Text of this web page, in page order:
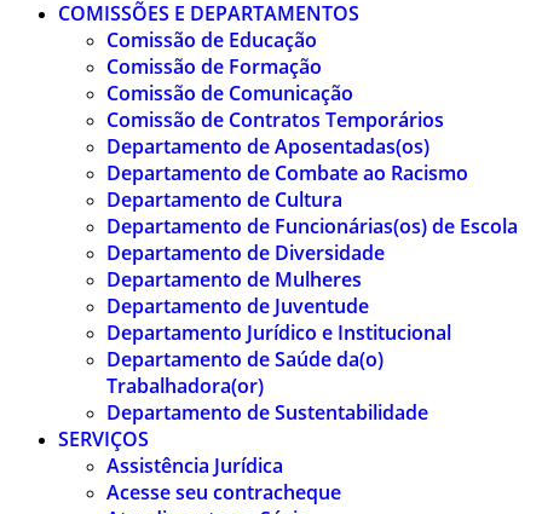
COMISSÕES E DEPARTAMENTOS
Comissão de Educação
Comissão de Formação
Comissão de Comunicação
Comissão de Contratos Temporários
Departamento de Aposentadas(os)
Departamento de Combate ao Racismo
Departamento de Cultura
Departamento de Funcionárias(os) de Escola
Departamento de Diversidade
Departamento de Mulheres
Departamento de Juventude
Departamento Jurídico e Institucional
Departamento de Saúde da(o)
Trabalhadora(or)
Departamento de Sustentabilidade
SERVIÇOS
Assistência Jurídica
Acesse seu contracheque